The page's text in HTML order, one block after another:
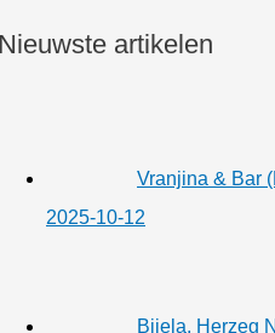
artikelen
Vranjina & Bar
2025-10-12
Bijela, Herzeg